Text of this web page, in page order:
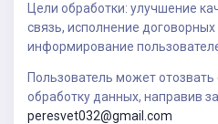
Цели обработки: улучшение
связь, исполнение договорных
информирование
Пользователь может отозвать
обработку данных, направив
peresvet032@gmail.com